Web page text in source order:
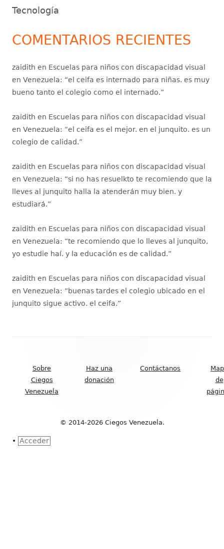
Tecnología
COMENTARIOS RECIENTES
zaidith en Escuelas para niños con discapacidad visual
en Venezuela: “el ceifa es internado para niñas. es muy
bueno tanto el colegio como el internado.”
zaidith en Escuelas para niños con discapacidad visual
en Venezuela: “el ceifa es el mejor. en el junquito. es un
colegio de calidad.”
zaidith en Escuelas para niños con discapacidad visual
en Venezuela: “si no has resuelkto te recomiendo que la
lleves al junquito halla la atenderán muy bien. y
estudiará.”
zaidith en Escuelas para niños con discapacidad visual
en Venezuela: “te recomiendo que lo lleves al junquito,
yo estudie haí. y la educación es de calidad.”
zaidith en Escuelas para niños con discapacidad visual
en Venezuela: “buenas tardes el colegio ubicado en el
junquito sigue activo. el ceifa.”
Footer
Sobre
Ciegos
Venezuela
Haz una
donación
Contáctanos
de
© 2014-2026 Ciegos Venezuela.
• Acceder